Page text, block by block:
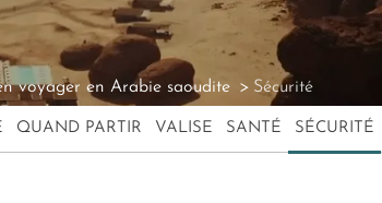
voyager en Arabie saoudite Sécurité
QUAND PARTIR VALISE SANTÉ SÉCURITÉ